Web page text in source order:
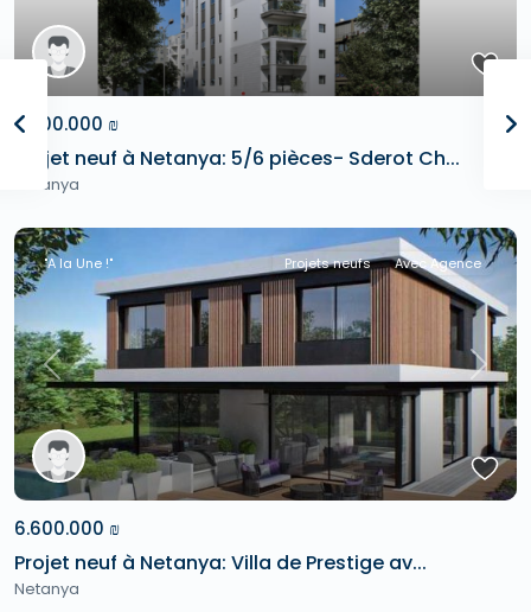
3.500.000 ₪
Projet neuf à Netanya: 5/6 pièces- Sderot Ch...
Netanya
Previous Next
"A la Une !" Projets neufs Avec Agence
6.600.000 ₪
Projet neuf à Netanya: Villa de Prestige av...
Netanya